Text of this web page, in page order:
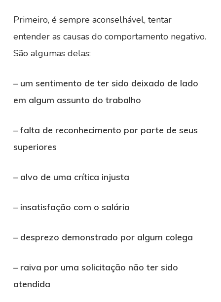
Primeiro, é sempre aconselhável, tentar
entender as causas do comportamento negativo.
São algumas delas:
– um sentimento de ter sido deixado de lado
em algum assunto do trabalho
– falta de reconhecimento por parte de seus
superiores
– alvo de uma crítica injusta
– insatisfação com o salário
– desprezo demonstrado por algum colega
– raiva por uma solicitação não ter sido
atendida